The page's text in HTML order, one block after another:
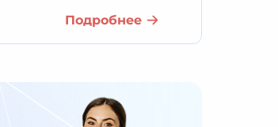
Подробнее